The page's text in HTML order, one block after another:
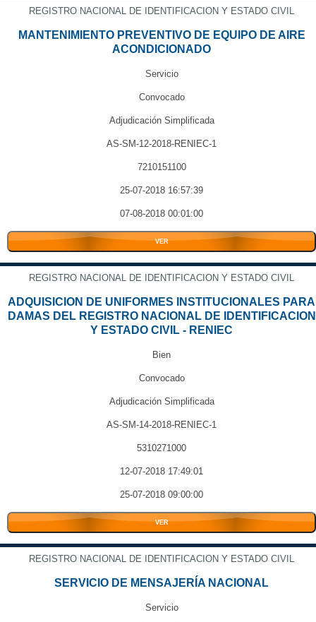
REGISTRO NACIONAL DE IDENTIFICACION Y ESTADO CIVIL
MANTENIMIENTO PREVENTIVO DE EQUIPO DE AIRE
ACONDICIONADO
Servicio
Convocado
Adjudicación Simplificada
AS-SM-12-2018-RENIEC-1
7210151100
25-07-2018 16:57:39
07-08-2018 00:01:00
VER
REGISTRO NACIONAL DE IDENTIFICACION Y ESTADO CIVIL
ADQUISICION DE UNIFORMES INSTITUCIONALES PARA
DAMAS DEL REGISTRO NACIONAL DE IDENTIFICACION
Y ESTADO CIVIL - RENIEC
Bien
Convocado
Adjudicación Simplificada
AS-SM-14-2018-RENIEC-1
5310271000
12-07-2018 17:49:01
25-07-2018 09:00:00
VER
REGISTRO NACIONAL DE IDENTIFICACION Y ESTADO CIVIL
SERVICIO DE MENSAJERÍA NACIONAL
Servicio